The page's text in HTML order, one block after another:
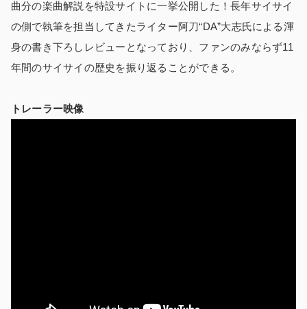
曲分の楽曲解説を特設サイトに一挙公開した！長年サイサイ
の側で執筆を担当してきたライター阿刀“DA”大志氏による渾
身の書き下ろしレビューとなっており、ファンのみならず11
年間のサイサイの歴史を振り返ることができる。
トレーラー映像